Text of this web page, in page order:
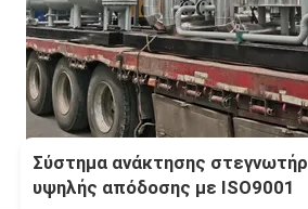
Σύστημα ανάκτησης
υψηλής απόδοσης με ISO9001